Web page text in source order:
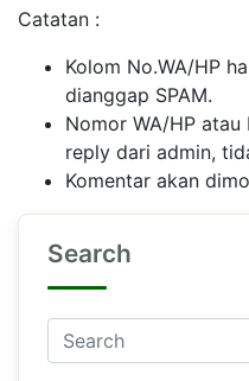
Catatan :
Kolom No.WA/HP
dianggap SPAM.
Nomor WA/HP
reply dari admin,
Komentar akan
Search